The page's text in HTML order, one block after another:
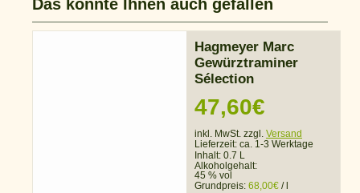
Das könnte Ihnen auch gefallen
Hagmeyer Marc
Gewürztraminer
Sélection
47,60€
inkl. MwSt. zzgl. Versand
Lieferzeit: ca. 1-3 Werktage
Inhalt: 0.7 L
Alkoholgehalt:
45 % vol
Grundpreis: 68,00€ /